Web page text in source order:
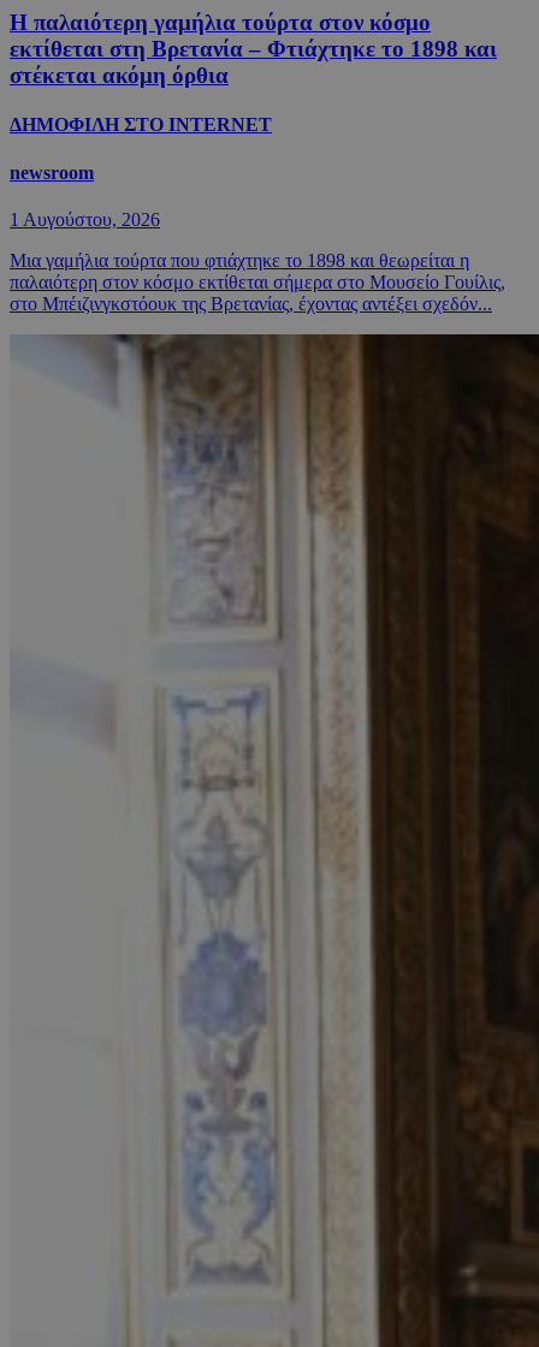
Η παλαιότερη γαμήλια τούρτα στον κόσμο
εκτίθεται στη Βρετανία – Φτιάχτηκε το 1898 και
στέκεται ακόμη όρθια
ΔΗΜΟΦΙΛΗ ΣΤΟ INTERNET
newsroom
1 Αυγούστου, 2026
Μια γαμήλια τούρτα που φτιάχτηκε το 1898 και θεωρείται η
παλαιότερη στον κόσμο εκτίθεται σήμερα στο Μουσείο Γουίλις,
στο Μπέιζινγκστόουκ της Βρετανίας, έχοντας αντέξει σχεδόν...